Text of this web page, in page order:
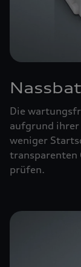
Die
aufgrund
weniger
transparenten
prüfen.